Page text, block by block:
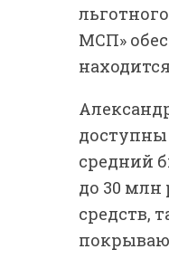
МСП»
средний
до 30 млн
средств,